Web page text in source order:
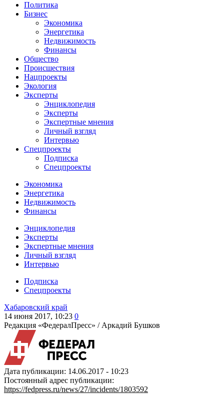
Политика
Бизнес
Экономика
Энергетика
Недвижимость
Финансы
Общество
Происшествия
Нацпроекты
Экология
Эксперты
Энциклопедия
Эксперты
Экспертные мнения
Личный взгляд
Интервью
Спецпроекты
Подписка
Спецпроекты
Экономика
Энергетика
Недвижимость
Финансы
Энциклопедия
Эксперты
Экспертные мнения
Личный взгляд
Интервью
Подписка
Спецпроекты
Хабаровский край
14 июня 2017, 10:23 0
Редакция «ФедералПресс» / Аркадий Бушков
Дата публикации: 14.06.2017 - 10:23
Постоянный адрес публикации:
https://fedpress.ru/news/27/incidents/1803592